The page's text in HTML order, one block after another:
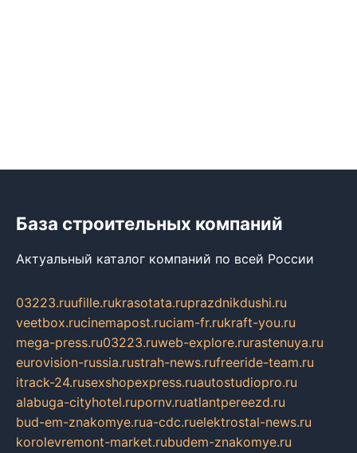
База строительных компаний
Актуальный каталог компаний по всей России
03223.ruufille.rukrasotata.ruprazdnikdushi.ru
veetbox.rucinemapost.ruciam-fr.rukraft-you.ru
mega-press.ru03223.ruweb-explore.rurastenuya.ru
eurovision-russia.rustrah-news.rufreeride-team.ru
itrack-24.rusexshopexpress.ruautostudiopro.ru
alabuga-cityhotel.rupornv.ruatlantpereezd.ru
bud-em-znakomye.rua-cdc.ruelektrostal-news.ru
korolevremont-market.rubudem-znakomye.ru